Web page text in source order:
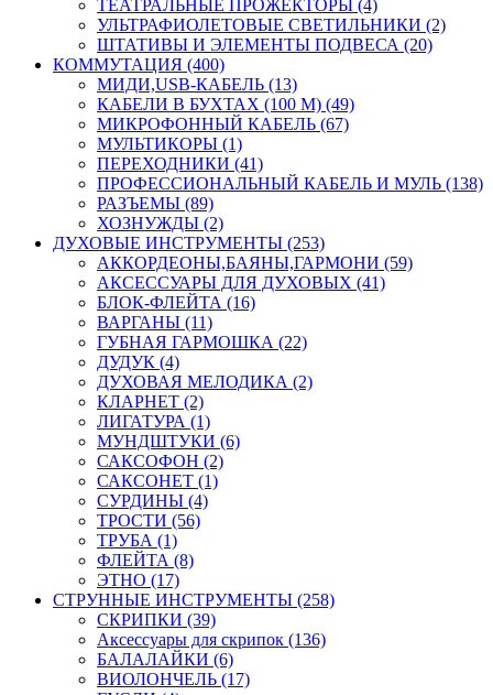
ТЕАТРАЛЬНЫЕ ПРОЖЕКТОРЫ (4)
УЛЬТРАФИОЛЕТОВЫЕ СВЕТИЛЬНИКИ (2)
ШТАТИВЫ И ЭЛЕМЕНТЫ ПОДВЕСА (20)
КОММУТАЦИЯ (400)
МИДИ,USB-КАБЕЛЬ (13)
КАБЕЛИ В БУХТАХ (100 М) (49)
МИКРОФОННЫЙ КАБЕЛЬ (67)
МУЛЬТИКОРЫ (1)
ПЕРЕХОДНИКИ (41)
ПРОФЕССИОНАЛЬНЫЙ КАБЕЛЬ И МУЛЬ (138)
РАЗЪЕМЫ (89)
ХОЗНУЖДЫ (2)
ДУХОВЫЕ ИНСТРУМЕНТЫ (253)
АККОРДЕОНЫ,БАЯНЫ,ГАРМОНИ (59)
АКСЕССУАРЫ ДЛЯ ДУХОВЫХ (41)
БЛОК-ФЛЕЙТА (16)
ВАРГАНЫ (11)
ГУБНАЯ ГАРМОШКА (22)
ДУДУК (4)
ДУХОВАЯ МЕЛОДИКА (2)
КЛАРНЕТ (2)
ЛИГАТУРА (1)
МУНДШТУКИ (6)
САКСОФОН (2)
САКСОНЕТ (1)
СУРДИНЫ (4)
ТРОСТИ (56)
ТРУБА (1)
ФЛЕЙТА (8)
ЭТНО (17)
СТРУННЫЕ ИНСТРУМЕНТЫ (258)
СКРИПКИ (39)
Аксессуары для скрипок (136)
БАЛАЛАЙКИ (6)
ВИОЛОНЧЕЛЬ (17)